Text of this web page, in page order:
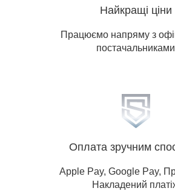
Найкращі ціни
Працюємо напряму з
постачальниками
Оплата зручним
Apple Pay, Google Pay,
Накладений